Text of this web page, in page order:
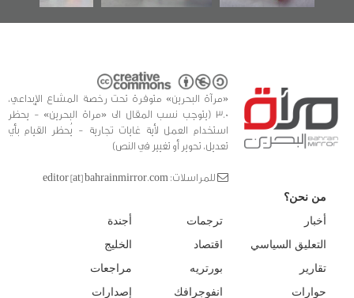
«مرآة البحرين» متوفرة تحت رخصة المشاع الإبداعي،
3.0 (يتوجب نسب المقال الى «مراة البحرين» - يحظر
استخدام العمل لأية غايات تجارية - يُحظر القيام بأي
تعديل، تحوير أو تغيير في النص)
للمراسلات: editor [at] bahrainmirror.com
من نحن؟
أخبار
التعليق السياسي
تقارير
حوارات
ترجمات
اقتصاد
بورتريه
انفوجرافك
أجندة
الخليج
مراجعات
إصدارات